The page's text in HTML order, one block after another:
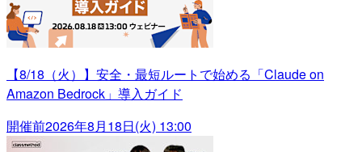
【8/18（火）】安全・最短ルートで始める「Claude on
Amazon Bedrock」導入ガイド
開催前2026年8月18日(火) 13:00